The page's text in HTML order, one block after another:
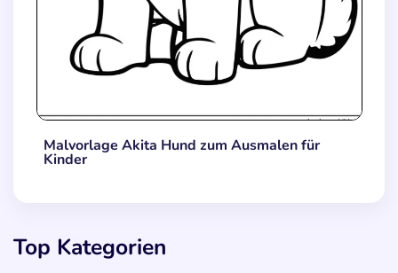
Malvorlage Akita Hund zum Ausmalen für
Kinder
Top Kategorien